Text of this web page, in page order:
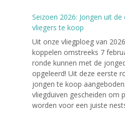
Seizoen 2026: Jongen uit
vliegers te koop
Uit onze vliegploeg van
koppelen omstreeks 7
ronde kunnen met de
opgeleerd! Uit deze eerste
jongen te koop
vliegduiven gescheiden om
worden voor een juiste